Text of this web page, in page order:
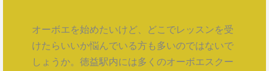
オーボエを始めたいけど、どこでレッスンを受
けたらいいか悩んでいる方も多いのではないで
しょうか。徳益駅内には多くのオーボエスクー